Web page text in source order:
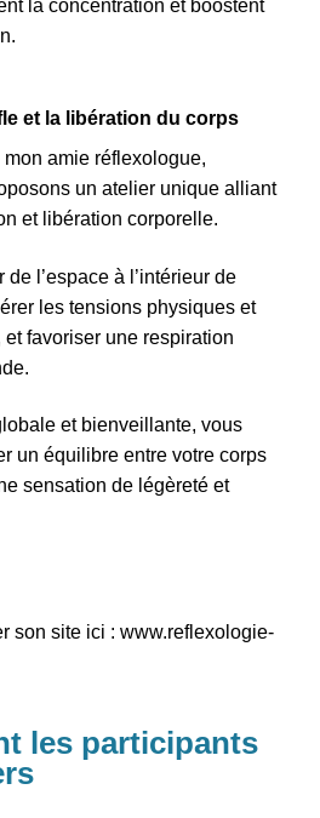
la concentration et boostent
et la libération du corps
amie réflexologue,
un atelier unique alliant
et libération corporelle.
de l’espace à l’intérieur de
les tensions physiques et
favoriser une respiration
et bienveillante, vous
un équilibre entre votre corps
sensation de légèreté et
son site ici : www.reflexologie-
les participants